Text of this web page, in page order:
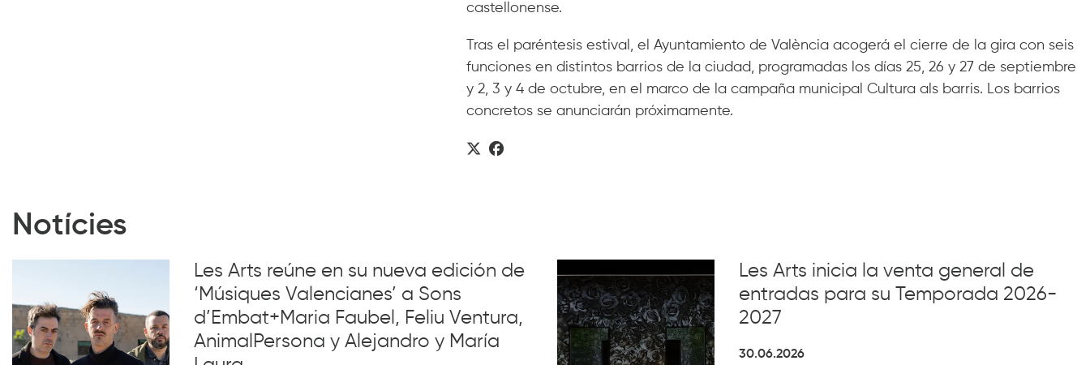
castellonense.
Tras el paréntesis estival, el Ayuntamiento de València acogerá el cierre de la gira con seis
funciones en distintos barrios de la ciudad, programadas los días 25, 26 y 27 de septiembre
y 2, 3 y 4 de octubre, en el marco de la campaña municipal Cultura als barris. Los barrios
concretos se anunciarán próximamente.
Notícies
Les Arts reúne en su nueva edición de
‘Músiques Valencianes’ a Sons
d’Embat+Maria Faubel, Feliu Ventura,
AnimalPersona y Alejandro y María
Les Arts inicia la venta general de
entradas para su Temporada 2026-
2027
30.06.2026